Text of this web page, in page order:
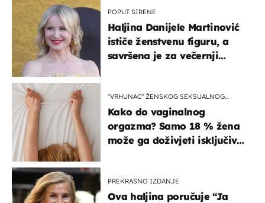
POPUT SIRENE
Haljina Danijele Martinović
ističe ženstvenu figuru, a
savršena je za večernji
"VRHUNAC" ŽENSKOG SEKSUALNOG
Kako do vaginalnog
orgazma? Samo 18 % žena
može ga doživjeti isključivo
PREKRASNO IZDANJE
Ova haljina poručuje “Ja